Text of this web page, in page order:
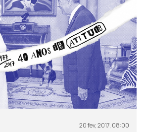
20 fev, 2017, 08:00